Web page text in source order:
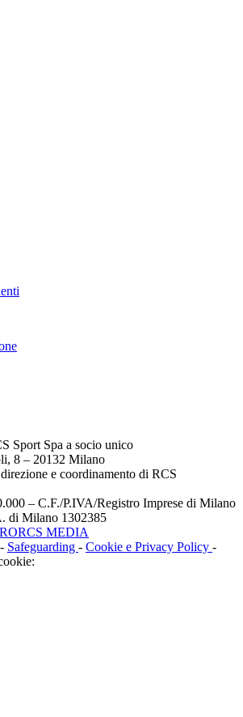
Sport Spa a socio unico
8 – 20132 Milano
e coordinamento di RCS
– C.F./P.IVA/Registro Imprese di Milano
di Milano 1302385
MEDIA
- Safeguarding - Cookie e Privacy Policy -